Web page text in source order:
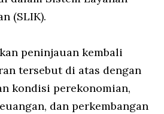
(SLIK).
peninjauan kembali
tersebut di atas dengan
kondisi perekonomian,
dan perkembangan